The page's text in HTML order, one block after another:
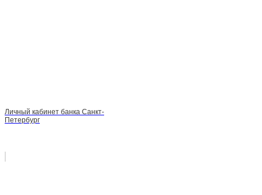
Личный кабинет банка Санкт-
Петербург